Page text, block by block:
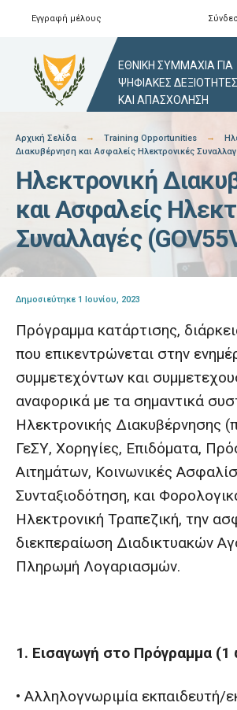
Skip
content
Εγγραφή μέλους
ΕΘΝΙΚΗ ΣΥΜΜΑΧΙΑ ΓΙΑ
ΨΗΦΙΑΚΕΣ ΔΕΞΙΟΤΗΤΕΣ
ΚΑΙ ΑΠΑΣΧΟΛΗΣΗ
Αρχική Σελίδα Training Opportunities
Διακυβέρνηση και Ασφαλείς Ηλεκτρονικές
Ηλεκτρονική
και Ασφαλείς
Συναλλαγές
Δημοσιεύτηκε 1 Ιουνίου, 2023
Πρόγραμμα κατάρτισης,
που επικεντρώνεται στην
συμμετεχόντων και
αναφορικά με τα σημαντικά
Ηλεκτρονικής Διακυβέρνησης
ΓεΣΥ, Χορηγίες, Επιδόματα,
Αιτημάτων, Κοινωνικές
Συνταξιοδότηση, και
Ηλεκτρονική Τραπεζική, την
διεκπεραίωση Διαδικτυακών
Πληρωμή Λογαριασμών.
1. Εισαγωγή στο Πρόγραμμα (1
• Αλληλογνωριμία εκπαιδευτή/
Αναζήτηση